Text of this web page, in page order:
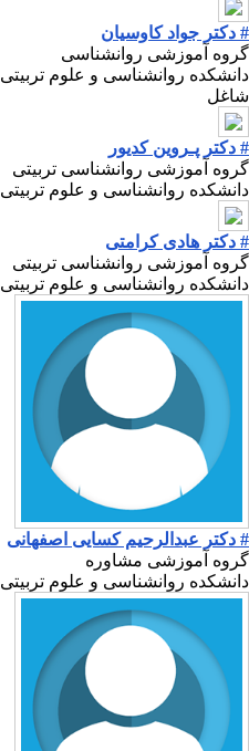
# دکتر جواد کاوسیان
گروه آموزشی روانشناسی
دانشکده روانشناسی و علوم تربیتی
شاغل
# دکتر پـروین کدیور
گروه آموزشی روانشناسی تربیتی
دانشکده روانشناسی و علوم تربیتی
# دکتر هادی کرامتی
گروه آموزشی روانشناسی تربیتی
دانشکده روانشناسی و علوم تربیتی
# دکتر عبدالرحیم کسایی اصفهانی
گروه آموزشی مشاوره
دانشکده روانشناسی و علوم تربیتی